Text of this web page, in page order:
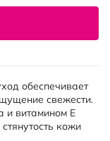
обеспечивает
свежести.
и витамином Е
кожи